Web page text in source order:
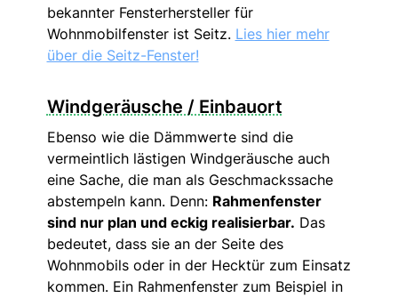
bekannter Fensterhersteller für
Wohnmobilfenster ist Seitz. Lies hier mehr
über die Seitz-Fenster!
Windgeräusche / Einbauort
Ebenso wie die Dämmwerte sind die
vermeintlich lästigen Windgeräusche auch
eine Sache, die man als Geschmackssache
abstempeln kann. Denn: Rahmenfenster
sind nur plan und eckig realisierbar. Das
bedeutet, dass sie an der Seite des
Wohnmobils oder in der Hecktür zum Einsatz
kommen. Ein Rahmenfenster zum Beispiel in